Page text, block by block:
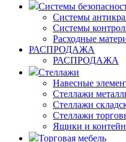
Системы
Системы
Системы
Расходные
РАСПРОДАЖА
РАСПРОДАЖА
Стеллажи
Навесные
Стеллажи
Стеллажи
Стеллажи
Ящики и
Торговая мебель